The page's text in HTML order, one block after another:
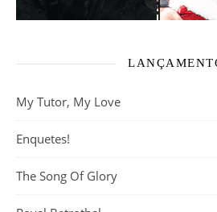
My Tutor, My Love
Enquetes!
The Song Of Glory